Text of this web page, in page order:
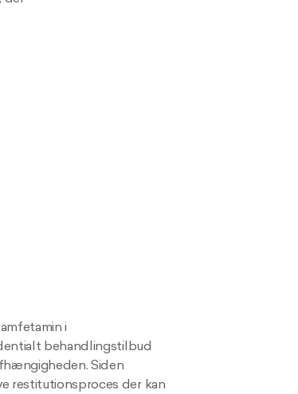
i
behandlingstilbud
Siden
restitutionsproces der kan